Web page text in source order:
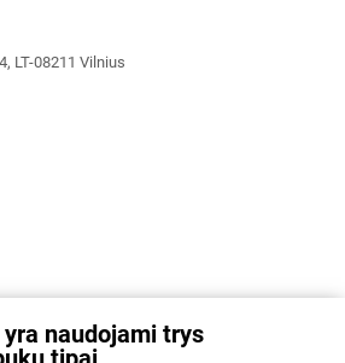
LT-08211 Vilnius
naudojami trys